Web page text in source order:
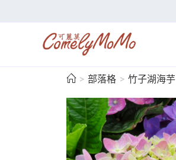
> 部落格 > 竹子湖海芋